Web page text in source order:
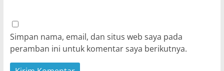
Simpan nama, email, dan situs web saya pada
peramban ini untuk komentar saya berikutnya.